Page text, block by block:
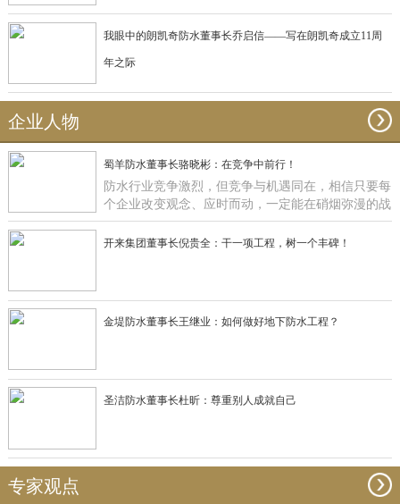
我眼中的朗凯奇防水董事长乔启信——写在朗凯奇成立11周
年之际
企业人物
蜀羊防水董事长骆晓彬：在竞争中前行！
防水行业竞争激烈，但竞争与机遇同在，相信只要每
个企业改变观念、应时而动，一定能在硝烟弥漫的战
场获得一席之地，正如蜀羊防水：一直在竞争中前
行！
开来集团董事长倪贵全：干一项工程，树一个丰碑！
金堤防水董事长王继业：如何做好地下防水工程？
圣洁防水董事长杜昕：尊重别人成就自己
专家观点